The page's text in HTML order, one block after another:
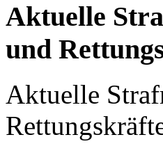
Aktuelle
und
Aktuelle